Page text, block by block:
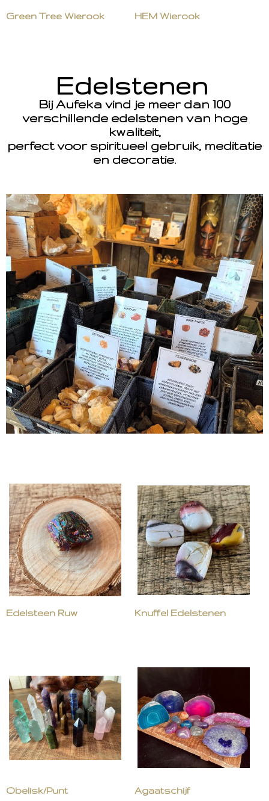
Green Tree Wierook HEM Wierook
Edelstenen
Bij Aufeka vind je meer dan 100
verschillende edelstenen van hoge
kwaliteit,
perfect voor spiritueel gebruik, meditatie
en decoratie.
Edelsteen Ruw Knuffel Edelstenen
Obelisk/Punt Agaatschijf